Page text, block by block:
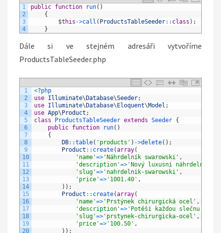
1
2
3
4
public function run( )
{
$this ->call ( ProductsTableSeeder:: class ) ;
}
Dále si ve stejném adresáři vytvoříme
ProductsTableSeeder.php
1
2
3
4
5
6
7
8
9
10
11
12
13
14
15
16
17
18
19
20
<?php
use Illuminate\ Database\Seeder;
use Illuminate\ Database\ Eloquent\Model ;
use App\ Product ;
class
ProductsTableSeeder extends Seeder {
public function run( )
{
DB::table( 'products' ) ->delete( ) ;
Product :: create(array(
'name'=> 'Náhrdelník swarowski' ,
'description'=> 'Nový luxusní náhrdelník
'slug'=> 'nahrdelnik-swarowski' ,
'price'=> '1001.40' ,
) ) ;
Product :: create(array(
'name'=> 'Prstýnek chirurgická ocel' ,
'description'=> 'Potěší každou slečnu
'slug'=> 'prstynek-chirurgicka-ocel' ,
'price'=> '100.50' ,
) ) ;